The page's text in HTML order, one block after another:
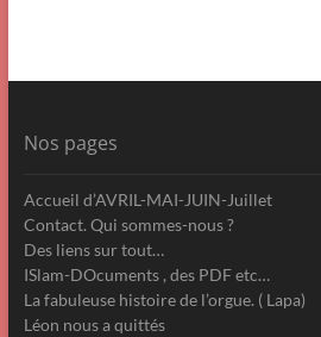
Nos pages
Accueil d’AVRIL-MAI-JUIN-Juillet
Contact. Qui sommes-nous ?
Des liens sur tout…
ISlam-DOcuments , des PDF etc…
La fabuleuse histoire de l’orgue. ( Lapa)
Léon nous a quittés